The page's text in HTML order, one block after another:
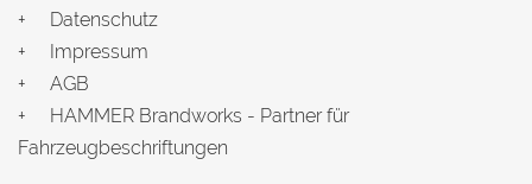
Datenschutz
Impressum
AGB
HAMMER Brandworks - Partner für
Fahrzeugbeschriftungen